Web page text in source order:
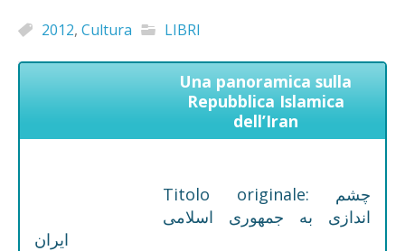
2012, Cultura LIBRI
Una panoramica sulla
Repubblica Islamica
dell’Iran
Titolo originale: چشم
اندازی به جمهوری اسلامی
ایران